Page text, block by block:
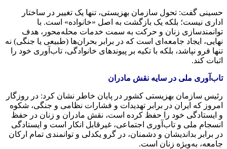
حسینی گفت: تحول سازمان بهزیستی، تنها یک تغییر در ساختار
اداری نیست؛ بلکه یک بازگشت به اصل «خانواده» است. با
توانمندسازی زنان و حرکت به سمت خدمات محله‌محور، هدف
نهایی، ایجاد جامعه‌ای است که در برابر بحران‌ها (طبیعی یا جنگی) نه
تنها فرو نپاشد، بلکه با تکیه بر پیوندهای خانوادگی، تاب‌آوری خود را
اثبات کند.
‌تاب‌آوری ملی در سایه نقش مادران
رئیس سازمان بهزیستی کشور در پایان خاطر نشان کرد: در روزگار
امروز که ایران در برابر تهدیدات و فشارات نظامی و جنگی، شکوه
و ایستادگی خود را حفظ کرده است، نقش مادران و زنان در حفظ
انسجام ملی و تاب‌آوری اجتماعی، غیرقابل انکار است و ایستادگی
در برابر بداندیشان و دشمنان، در گرو یکدلی و توانمندی تمام ارکان
جامعه، به‌ویژه زنان است.